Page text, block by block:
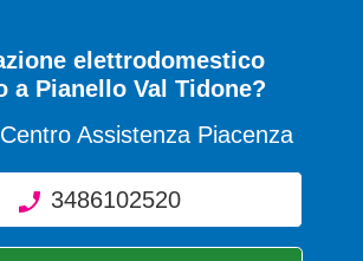
elettrodomestico
a Pianello Val Tidone?
Assistenza Piacenza
3486102520